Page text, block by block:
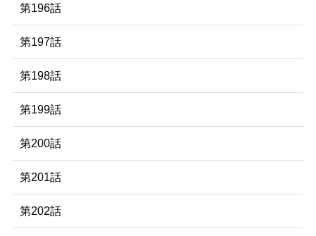
第196話
第197話
第198話
第199話
第200話
第201話
第202話